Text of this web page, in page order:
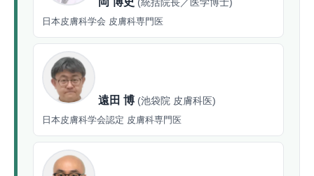
(統括院長／医学博士)
日本皮膚科学会 皮膚科専門医
遠田 博 (池袋院 皮膚科医)
日本皮膚科学会認定 皮膚科専門医